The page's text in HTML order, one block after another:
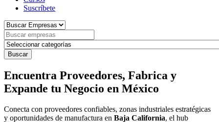
Suscríbete
Buscar
Encuentra Proveedores, Fabrica y
Expande tu Negocio en México
Conecta con proveedores confiables, zonas industriales estratégicas
y oportunidades de manufactura en Baja California, el hub